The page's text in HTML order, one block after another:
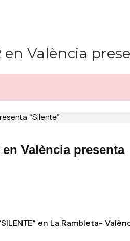
en València
en València presenta
en La Rambleta-